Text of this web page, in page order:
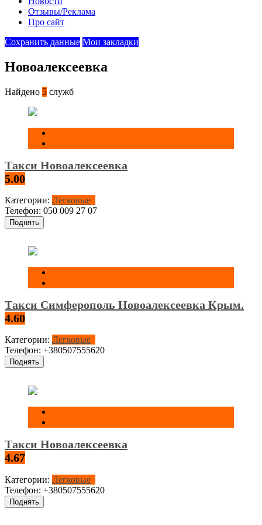
Отзывы/Реклама
Про сайт
Сохранить данные Мои закладки
Новоалексеевка
Найдено 5 служб
Такси Новоалексеевка
5.00
Категории: Легковые
Телефон: 050 009 27 07
Поднять
Такси Симферополь Новоалексеевка Крым.
4.60
Категории: Легковые
Телефон: +380507555620
Поднять
Такси Новоалексеевка
4.67
Категории: Легковые
Телефон: +380507555620
Поднять